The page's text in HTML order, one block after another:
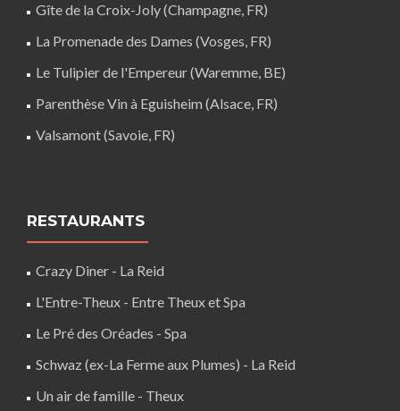
Gîte de la Croix-Joly (Champagne, FR)
La Promenade des Dames (Vosges, FR)
Le Tulipier de l'Empereur (Waremme, BE)
Parenthèse Vin à Eguisheim (Alsace, FR)
Valsamont (Savoie, FR)
RESTAURANTS
Crazy Diner - La Reid
L'Entre-Theux - Entre Theux et Spa
Le Pré des Oréades - Spa
Schwaz (ex-La Ferme aux Plumes) - La Reid
Un air de famille - Theux